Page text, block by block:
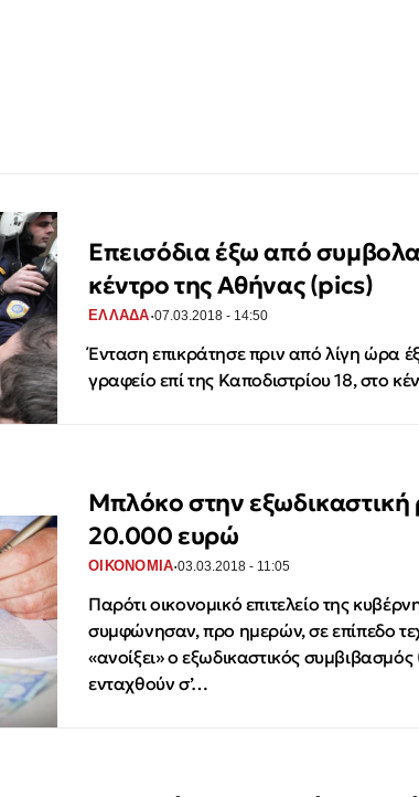
Επεισόδια έξω από
κέντρο της Αθήνας (pics)
ΕΛΛΑΔΑ·07.03.2018 - 14:50
Ένταση επικράτησε πριν από λίγη ώρα
γραφείο επί της Καποδιστρίου 18, στο
Μπλόκο στην
20.000 ευρώ
ΟΙΚΟΝΟΜΙΑ·03.03.2018 - 11:05
Παρότι οικονομικό επιτελείο της
συμφώνησαν, προ ημερών, σε επίπεδο
«ανοίξει» ο εξωδικαστικός
ενταχθούν σ’…